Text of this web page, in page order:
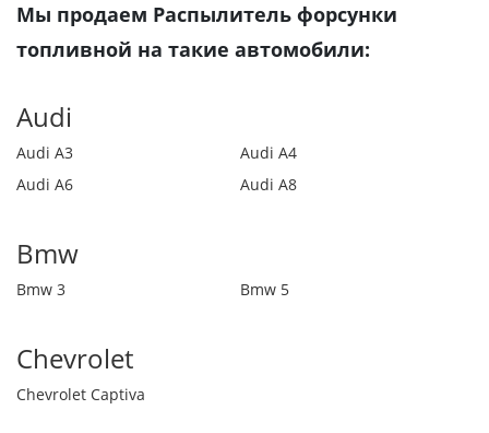
Мы продаем Распылитель форсунки
топливной на такие автомобили:
Audi
Audi A3
Audi A4
Audi A6
Audi A8
Bmw
Bmw 3 Bmw 5
Chevrolet
Chevrolet Captiva